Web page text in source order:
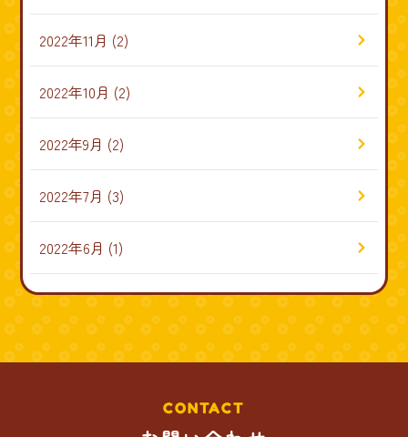
2022年11月 (2)
2022年10月 (2)
2022年9月 (2)
2022年7月 (3)
2022年6月 (1)
CONTACT